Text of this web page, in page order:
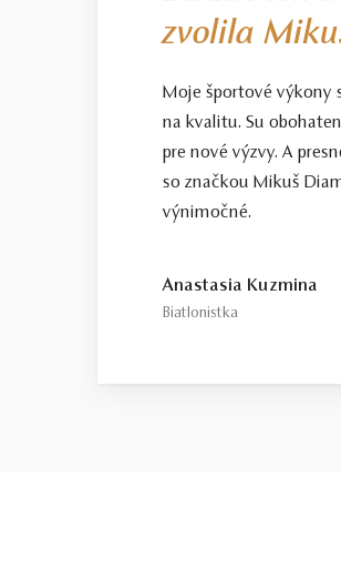
zvolila
Moje športové výkony
na kvalitu. Su
pre nové výzvy. A
so značkou Mikuš
výnimočné.
Anastasia Kuzmina
Biatlonistka